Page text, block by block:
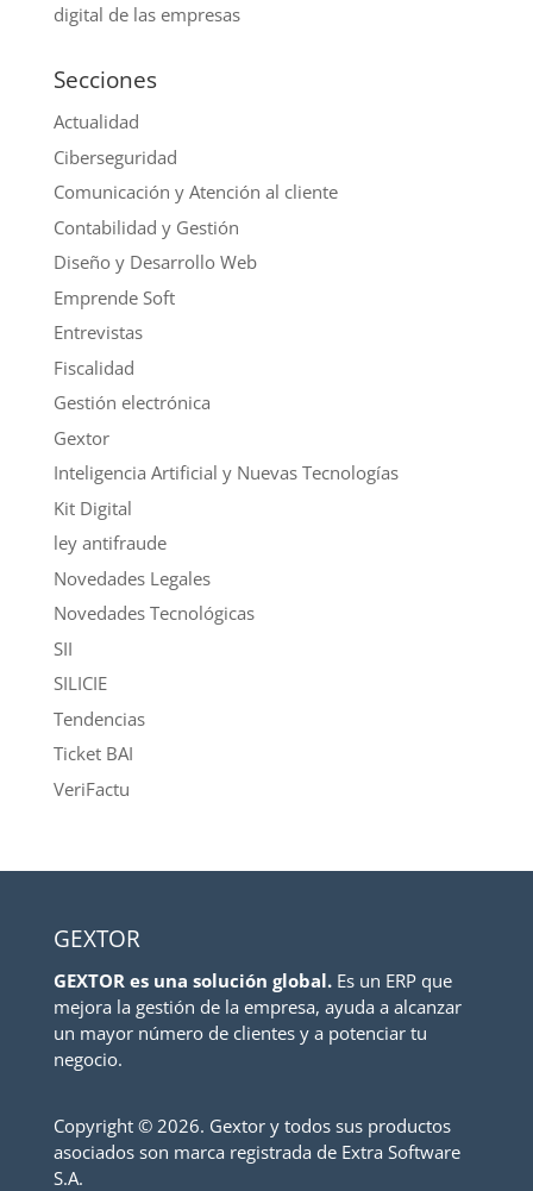
digital de las empresas
Secciones
Actualidad
Ciberseguridad
Comunicación y Atención al cliente
Contabilidad y Gestión
Diseño y Desarrollo Web
Emprende Soft
Entrevistas
Fiscalidad
Gestión electrónica
Gextor
Inteligencia Artificial y Nuevas Tecnologías
Kit Digital
ley antifraude
Novedades Legales
Novedades Tecnológicas
SII
SILICIE
Tendencias
Ticket BAI
VeriFactu
GEXTOR
GEXTOR es una solución global.Es un ERP que
mejora la gestión de la empresa, ayuda a alcanzar
un mayor número de clientes y a potenciar tu
negocio.
Copyright © 2026. Gextor y todos sus productos
asociados son marca registrada de Extra Software
S.A.